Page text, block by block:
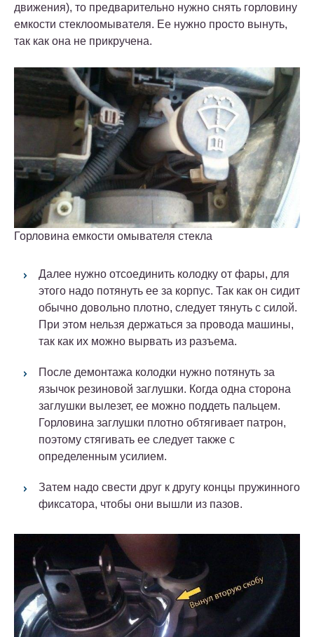
движения), то предварительно нужно снять горловину
емкости стеклоомывателя. Ее нужно просто вынуть,
так как она не прикручена.
Горловина емкости омывателя стекла
Далее нужно отсоединить колодку от фары, для
этого надо потянуть ее за корпус. Так как он сидит
обычно довольно плотно, следует тянуть с силой.
При этом нельзя держаться за провода машины,
так как их можно вырвать из разъема.
После демонтажа колодки нужно потянуть за
язычок резиновой заглушки. Когда одна сторона
заглушки вылезет, ее можно поддеть пальцем.
Горловина заглушки плотно обтягивает патрон,
поэтому стягивать ее следует также с
определенным усилием.
Затем надо свести друг к другу концы пружинного
фиксатора, чтобы они вышли из пазов.